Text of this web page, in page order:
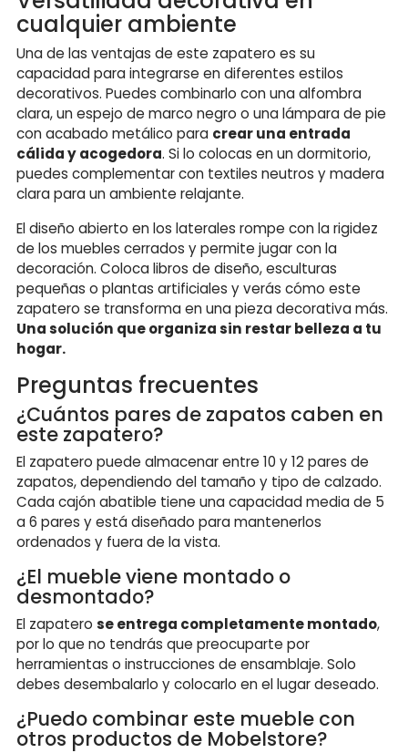
cualquier ambiente
Una de las ventajas de este zapatero es su
capacidad para integrarse en diferentes estilos
decorativos. Puedes combinarlo con una alfombra
clara, un espejo de marco negro o una lámpara de pie
con acabado metálico para crear una entrada
cálida y acogedora. Si lo colocas en un dormitorio,
puedes complementar con textiles neutros y madera
clara para un ambiente relajante.
El diseño abierto en los laterales rompe con la rigidez
de los muebles cerrados y permite jugar con la
decoración. Coloca libros de diseño, esculturas
pequeñas o plantas artificiales y verás cómo este
zapatero se transforma en una pieza decorativa más.
Una solución que organiza sin restar belleza a tu
hogar.
Preguntas frecuentes
¿Cuántos pares de zapatos caben en
este zapatero?
El zapatero puede almacenar entre 10 y 12 pares de
zapatos, dependiendo del tamaño y tipo de calzado.
Cada cajón abatible tiene una capacidad media de 5
a 6 pares y está diseñado para mantenerlos
ordenados y fuera de la vista.
¿El mueble viene montado o
desmontado?
El zapatero se entrega completamente montado,
por lo que no tendrás que preocuparte por
herramientas o instrucciones de ensamblaje. Solo
debes desembalarlo y colocarlo en el lugar deseado.
¿Puedo combinar este mueble con
otros productos de Mobelstore?